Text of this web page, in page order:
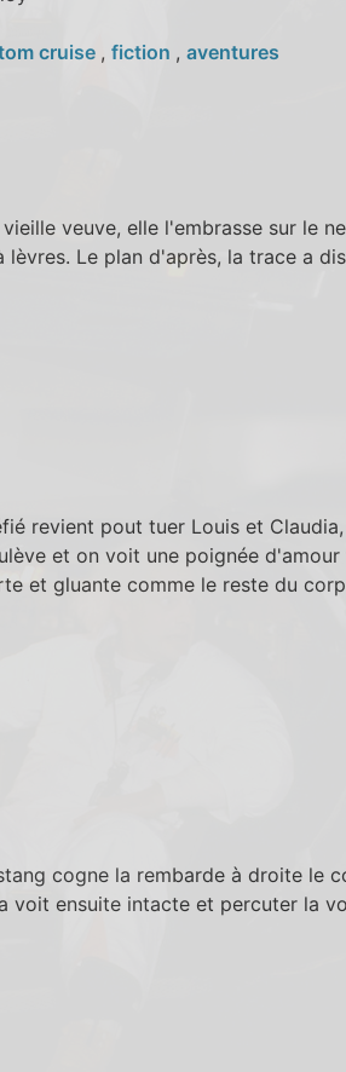
cruise , fiction , aventures
veuve, elle l'embrasse sur le
Le plan d'après, la trace a
revient pout tuer Louis et
et on voit une poignée
et gluante comme le reste du
cogne la rembarde à droite le
voit ensuite intacte et percuter la